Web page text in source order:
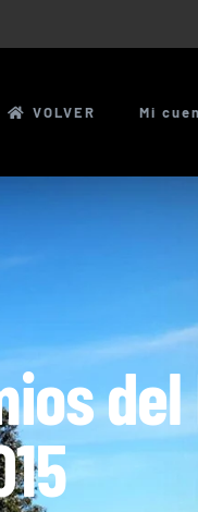
VOLVER Mi
del